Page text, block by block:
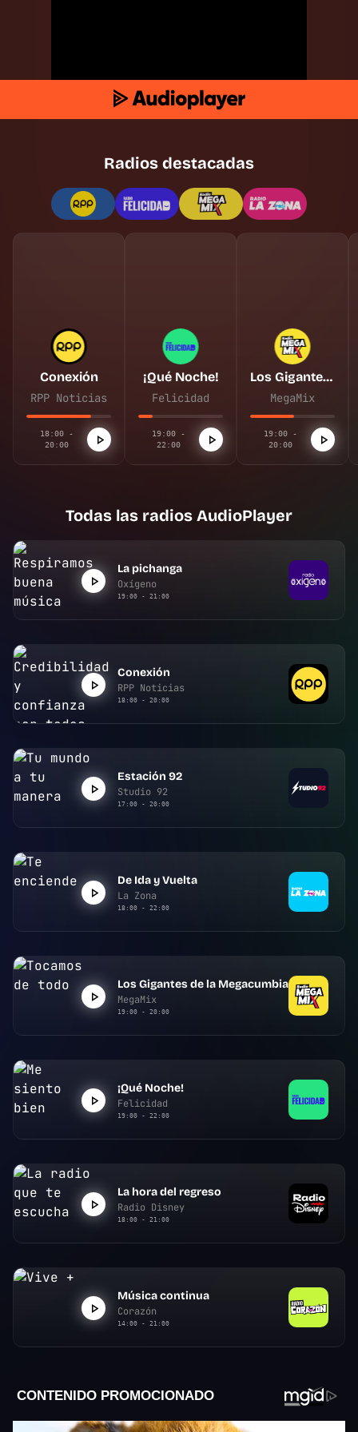
Radios destacadas
Conexión
RPP Noticias
18:00 -
20:00
¡Qué Noche!
Felicidad
19:00 -
22:00
Los Gigantes de la Megacumbia
MegaMix
19:00 -
20:00
Todas las radios AudioPlayer
La pichanga
Oxígeno
19:00 - 21:00
Conexión
RPP Noticias
18:00 - 20:00
Estación 92
Studio 92
17:00 - 20:00
De Ida y Vuelta
La Zona
18:00 - 22:00
Los Gigantes de la Megacumbia
MegaMix
19:00 - 20:00
¡Qué Noche!
Felicidad
19:00 - 22:00
La hora del regreso
Radio Disney
18:00 - 21:00
Música continua
Corazón
14:00 - 21:00